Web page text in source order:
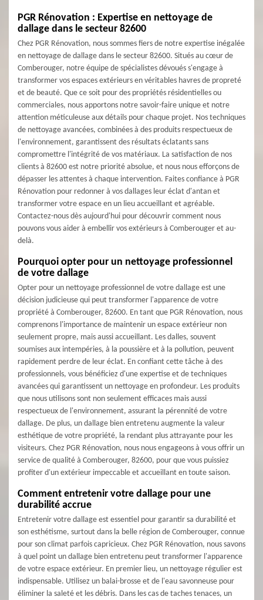
PGR Rénovation : Expertise en nettoyage de
dallage dans le secteur 82600
Chez PGR Rénovation, nous sommes fiers de notre expertise inégalée
en nettoyage de dallage dans le secteur 82600. Situés au cœur de
Comberouger, notre équipe de spécialistes dévoués s'engage à
transformer vos espaces extérieurs en véritables havres de propreté
et de beauté. Que ce soit pour des propriétés résidentielles ou
commerciales, nous apportons notre savoir-faire unique et notre
attention méticuleuse aux détails pour chaque projet. Nos techniques
de nettoyage avancées, combinées à des produits respectueux de
l'environnement, garantissent des résultats éclatants sans
compromettre l'intégrité de vos matériaux. La satisfaction de nos
clients à 82600 est notre priorité absolue, et nous nous efforçons de
dépasser les attentes à chaque intervention. Faites confiance à PGR
Rénovation pour redonner à vos dallages leur éclat d'antan et
transformer votre espace en un lieu accueillant et agréable.
Contactez-nous dès aujourd'hui pour découvrir comment nous
pouvons vous aider à embellir vos extérieurs à Comberouger et au-
delà.
Pourquoi opter pour un nettoyage professionnel
de votre dallage
Opter pour un nettoyage professionnel de votre dallage est une
décision judicieuse qui peut transformer l'apparence de votre
propriété à Comberouger, 82600. En tant que PGR Rénovation, nous
comprenons l'importance de maintenir un espace extérieur non
seulement propre, mais aussi accueillant. Les dalles, souvent
soumises aux intempéries, à la poussière et à la pollution, peuvent
rapidement perdre de leur éclat. En confiant cette tâche à des
professionnels, vous bénéficiez d'une expertise et de techniques
avancées qui garantissent un nettoyage en profondeur. Les produits
que nous utilisons sont non seulement efficaces mais aussi
respectueux de l'environnement, assurant la pérennité de votre
dallage. De plus, un dallage bien entretenu augmente la valeur
esthétique de votre propriété, la rendant plus attrayante pour les
visiteurs. Chez PGR Rénovation, nous nous engageons à vous offrir un
service de qualité à Comberouger, 82600, pour que vous puissiez
profiter d'un extérieur impeccable et accueillant en toute saison.
Comment entretenir votre dallage pour une
durabilité accrue
Entretenir votre dallage est essentiel pour garantir sa durabilité et
son esthétisme, surtout dans la belle région de Comberouger, connue
pour son climat parfois capricieux. Chez PGR Rénovation, nous savons
à quel point un dallage bien entretenu peut transformer l'apparence
de votre espace extérieur. En premier lieu, un nettoyage régulier est
indispensable. Utilisez un balai-brosse et de l'eau savonneuse pour
éliminer la saleté et les débris. Dans les cas de taches tenaces, un